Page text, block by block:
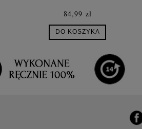
84,99 zł
DO KOSZYKA